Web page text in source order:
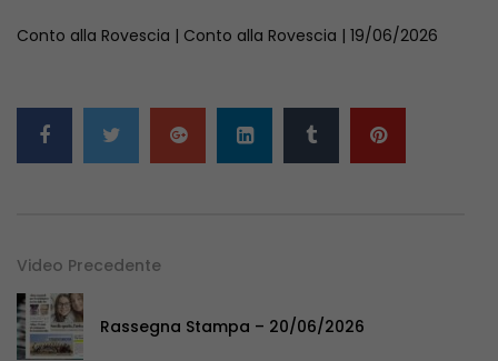
Conto alla Rovescia | Conto alla Rovescia | 19/06/2026
Video Precedente
Rassegna Stampa – 20/06/2026